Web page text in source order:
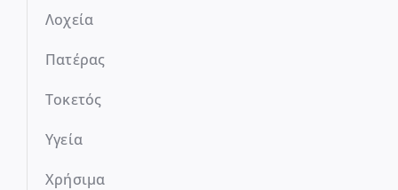
Λοχεία
Πατέρας
Τοκετός
Υγεία
Χρήσιμα